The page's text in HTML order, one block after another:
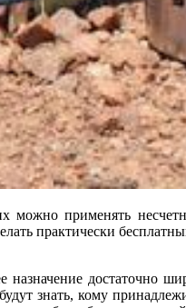
можно применять
практически
достаточно
знать, кому